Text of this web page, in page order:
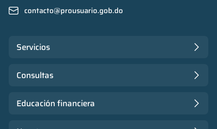
contacto@prousuario.gob.do
Servicios
Consultas
Educación financiera